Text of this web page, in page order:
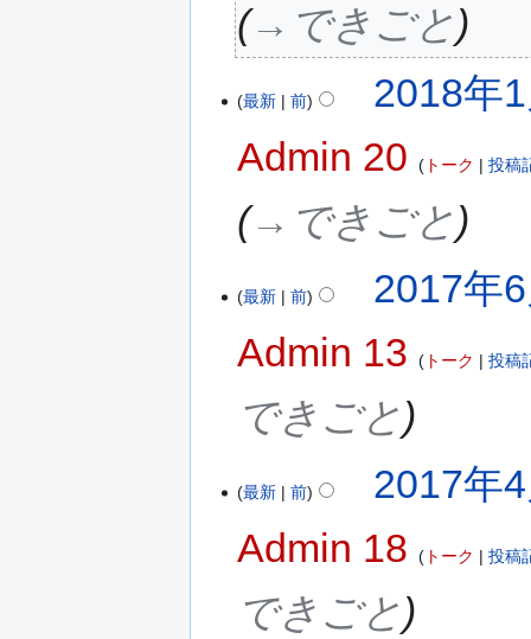
→‎できごと
最新 前
2018年
Admin 20
トーク 投稿
→‎できごと
最新 前
2017年
Admin 13
トーク 投稿
できごと
最新 前
2017年
Admin 18
トーク 投稿
できごと